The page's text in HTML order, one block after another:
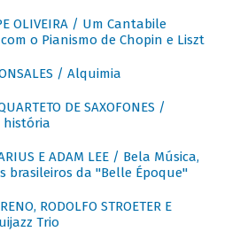
OLIVEIRA / Um Cantabile
o Pianismo de Chopin e Liszt
/ Alquimia
DE SAXOFONES /
história
E ADAM LEE / Bela Música,
brasileiros da "Belle Époque"
RODOLFO STROETER E
Trio